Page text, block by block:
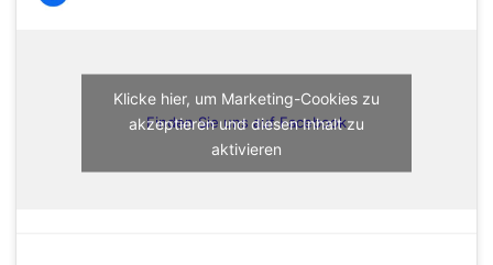
Finden Sie uns auf Facebook
Klicke hier, um Marketing-Cookies zu
akzeptieren und diesen Inhalt zu
aktivieren